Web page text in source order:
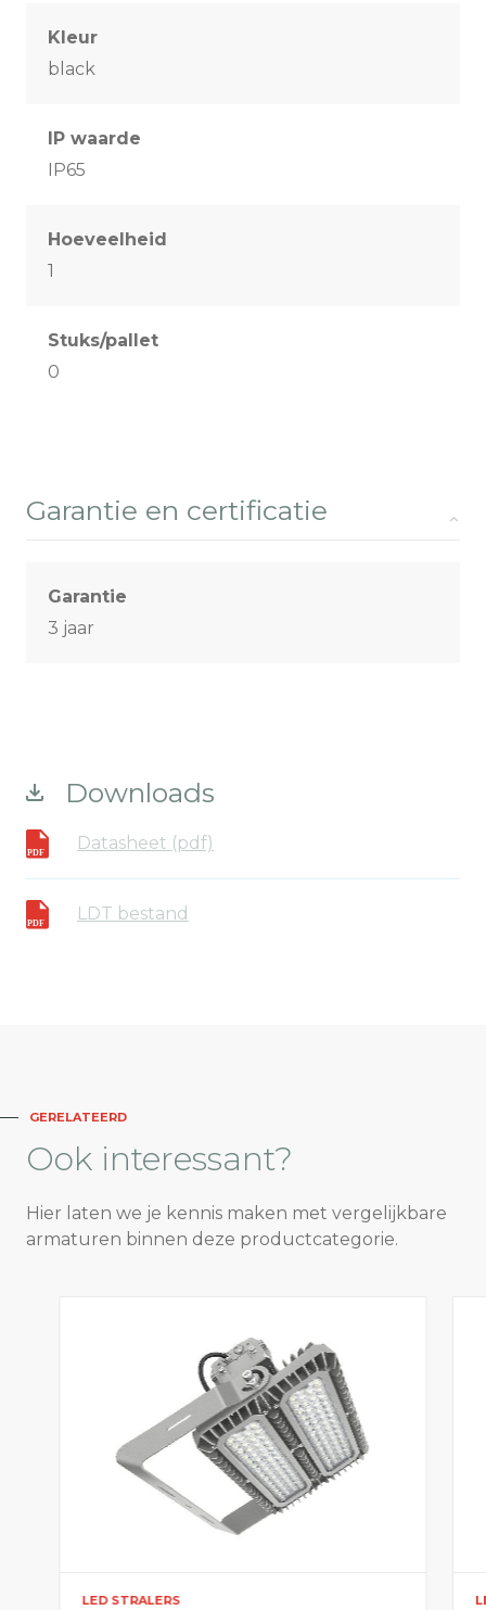
Kleur
black
IP waarde
IP65
Hoeveelheid
1
Stuks/pallet
0
Garantie en certificatie
Garantie
3 jaar
Downloads
Datasheet (pdf)
LDT bestand
GERELATEERD
Ook interessant?
Hier laten we je kennis maken met vergelijkbare
armaturen binnen deze productcategorie.
LED STRALERS